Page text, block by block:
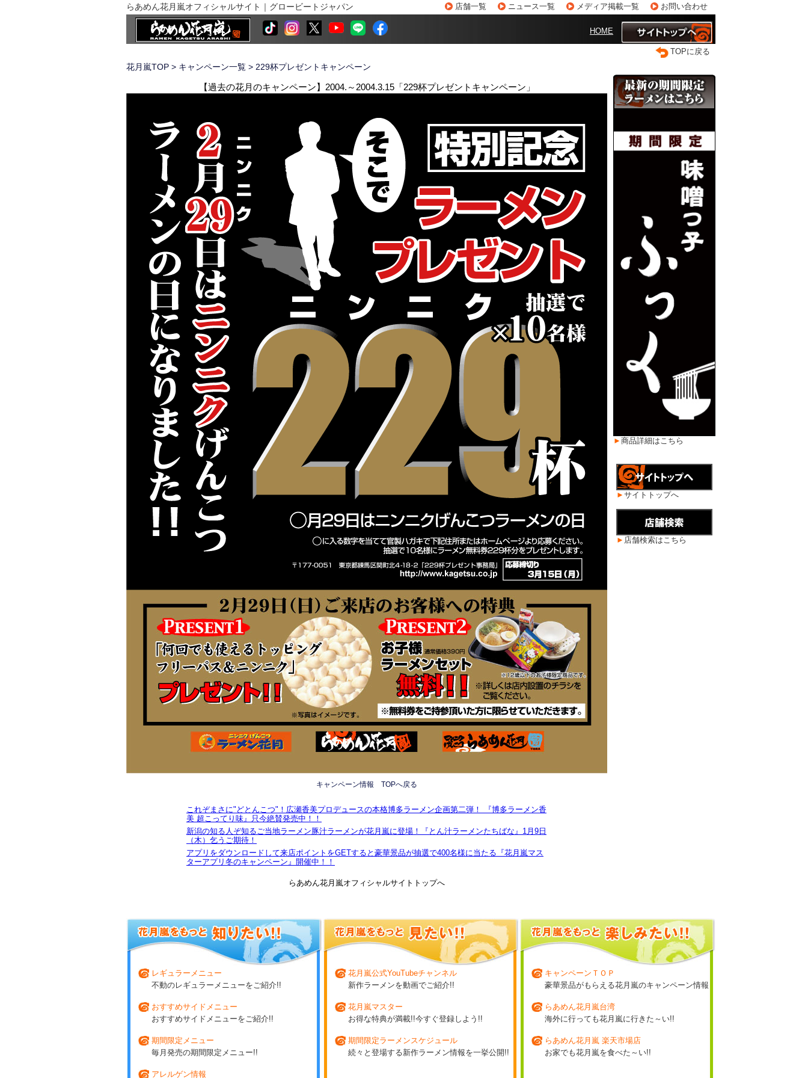
らあめん花月嵐オフィシャルサイト｜グロービートジャパン 店舗一覧 ニュース一覧 メディア掲載一覧 お問い合わせ
HOME
TOPに戻る
花月嵐TOP > キャンペーン一覧 > 229杯プレゼントキャンペーン
【過去の花月のキャンペーン】2004.～2004.3.15「229杯プレゼントキャンペーン」
キャンペーン情報 TOPへ戻る
これぞまさに"どとんこつ"！広瀬香美プロデュースの本格博多ラーメン企画第二弾！ 『博多ラーメン香
美 超こってり味』只今絶賛発売中！！
新潟の知る人ぞ知るご当地ラーメン豚汁ラーメンが花月嵐に登場！『とん汁ラーメンたちばな』1月9日
（木）乞うご期待！
アプリをダウンロードして来店ポイントをGETすると豪華景品が抽選で400名様に当たる『花月嵐マス
ターアプリ冬のキャンペーン』開催中！！
らあめん花月嵐オフィシャルサイトトップへ
► 商品詳細はこちら
► サイトトップへ
► 店舗検索はこちら
レギュラーメニュー
不動のレギュラーメニューをご紹介!!
おすすめサイドメニュー
おすすめサイドメニューをご紹介!!
期間限定メニュー
毎月発売の期間限定メニュー!!
アレルゲン情報
花月嵐公式YouTubeチャンネル
新作ラーメンを動画でご紹介!!
花月嵐マスター
お得な特典が満載!!今すぐ登録しよう!!
期間限定ラーメンスケジュール
続々と登場する新作ラーメン情報を一挙公開!!
キャンペーンＴＯＰ
豪華景品がもらえる花月嵐のキャンペーン情報
らあめん花月嵐台湾
海外に行っても花月嵐に行きた～い!!
らあめん花月嵐 楽天市場店
お家でも花月嵐を食べた～い!!